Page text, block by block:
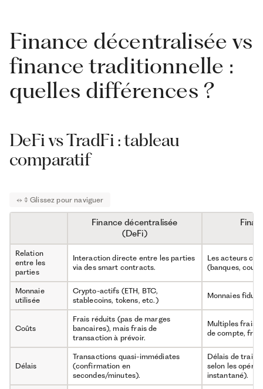
Finance décentralisée vs
finance traditionnelle :
quelles différences ?
DeFi vs TradFi : tableau
comparatif
Finance décentralisée
(DeFi)
Relation
entre les
parties
Interaction directe entre les parties
via des smart contracts.
Les acteurs
(banques,
Monnaie
utilisée
Crypto-actifs (ETH, BTC,
stablecoins, tokens, etc.)
Monnaies
Coûts
Frais réduits (pas de marges
bancaires), mais frais de
transaction à prévoir.
Multiples frais
de compte,
Délais
Transactions quasi-immédiates
(confirmation en
secondes/minutes).
Délais de
selon les
instantané).